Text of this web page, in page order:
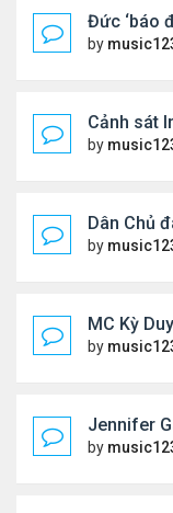
Đức ‘báo
by
Cảnh sát
by
Dân Chủ
by
MC Kỳ
by
Jennifer
by